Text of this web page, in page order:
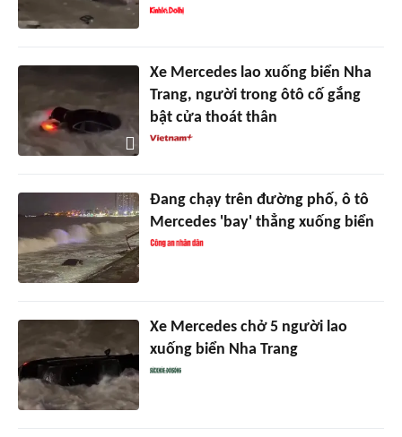
Xe Mercedes lao xuống biển Nha
Trang, người trong ôtô cố gắng
bật cửa thoát thân
Đang chạy trên đường phố, ô tô
Mercedes 'bay' thẳng xuống biển
Xe Mercedes chở 5 người lao
xuống biển Nha Trang